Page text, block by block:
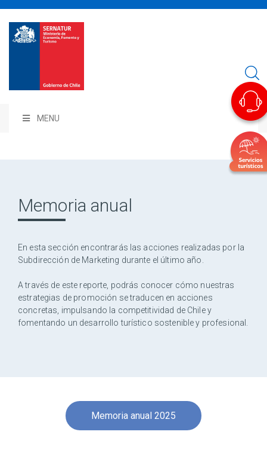
MENU
Memoria anual
En esta sección encontrarás las acciones realizadas por la
Subdirección de Marketing durante el último año.
A través de este reporte, podrás conocer cómo nuestras
estrategias de promoción se traducen en acciones
concretas, impulsando la competitividad de Chile y
fomentando un desarrollo turístico sostenible y profesional.
Memoria anual 2025